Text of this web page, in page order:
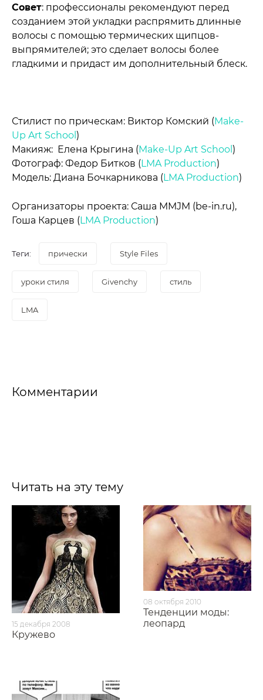
Совет: профессионалы рекомендуют перед
созданием этой укладки распрямить длинные
волосы с помощью термических щипцов-
выпрямителей; это сделает волосы более
гладкими и придаст им дополнительный блеск.
Стилист по прическам: Виктор Комский (Make-
Up Art School )
Макияж: Елена Крыгина (Make-Up Art School )
Фотограф: Федор Битков (LMA Production)
Модель: Диана Бочкарникова (LMA Production)
Организаторы проекта: Саша MMJM (be-in.ru),
Гоша Карцев (LMA Production)
Теги: прически Style Files
уроки стиля Givenchy стиль
LMA
Комментарии
Читать на эту тему
15 декабря 2008
Кружево
08 октября 2010
Тенденции моды:
леопард